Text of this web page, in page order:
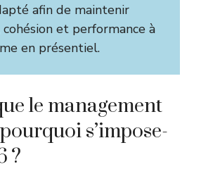
afin de maintenir
et performance à
en présentiel.
le management
s’impose-
?